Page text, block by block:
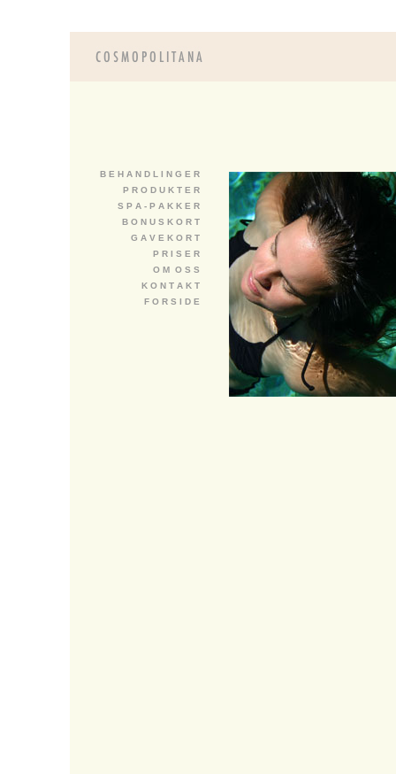
B E H A N D L I N G E R
P R O D U K T E R
S P A - P A K K E R
B O N U S K O R T
G A V E K O R T
P R I S E R
O M O S S
K O N T A K T
F O R S I D E